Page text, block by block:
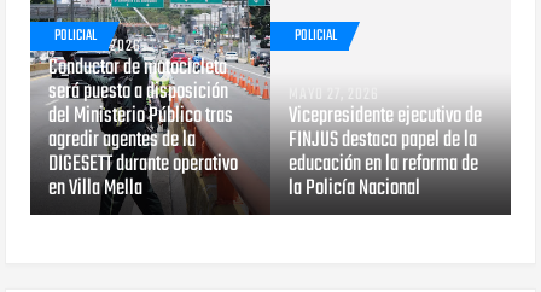
POLICIAL
MAYO 29, 2026
Conductor de motocicleta
será puesto a disposición
del Ministerio Público tras
agredir agentes de la
DIGESETT durante operativo
en Villa Mella
POLICIAL
MAYO 27, 2026
Vicepresidente ejecutivo de
FINJUS destaca papel de la
educación en la reforma de
la Policía Nacional